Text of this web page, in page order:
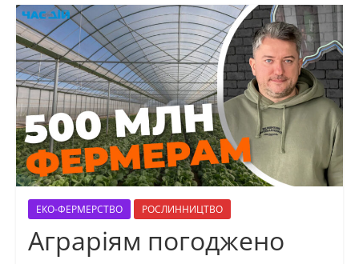
ЕКО-ФЕРМЕРСТВО РОСЛИННИЦТВО
Аграріям погоджено